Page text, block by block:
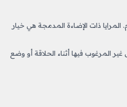
ذات الإضاءة المدمجة هي خيار
المرغوب فيها أثناء الحلاقة أو وضع